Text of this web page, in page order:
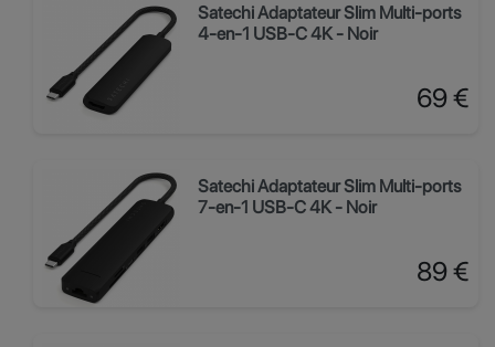
Satechi Adaptateur Slim Multi-ports
4-en-1 USB-C 4K - Noir
Prix
69 €
Satechi Adaptateur Slim Multi-ports
7-en-1 USB-C 4K - Noir
Prix
89 €